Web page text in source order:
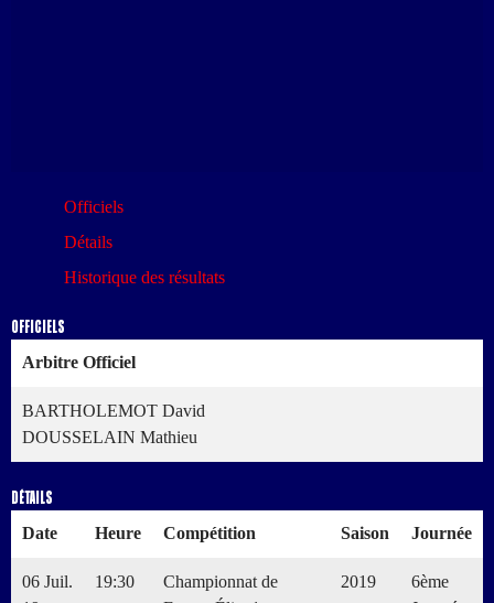
Officiels
Détails
Historique des résultats
Officiels
Arbitre Officiel
BARTHOLEMOT David
DOUSSELAIN Mathieu
Détails
Date Heure Compétition Saison Journée
06 Juil.
19:30
Championnat de
2019
6ème